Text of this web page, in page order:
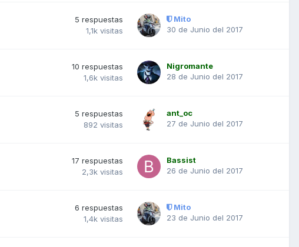
5 respuestas
1,1k visitas
Mito
30 de Junio del 2017
10 respuestas
1,6k visitas
Nigromante
28 de Junio del 2017
5 respuestas
892 visitas
ant_oc
27 de Junio del 2017
17 respuestas
2,3k visitas
Bassist
26 de Junio del 2017
6 respuestas
1,4k visitas
Mito
23 de Junio del 2017